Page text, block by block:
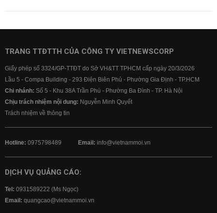
TRANG TTĐTTH CỦA CÔNG TY VIETNEWSCORP
Giấy phép số 3324/GP-TTĐT do Sở VH&TT TPHCM cấp ngày 20/3/2026
Lầu 5 - Compa Building - 293 Điện Biên Phủ - Phường Gia Định - TP.HCM
Chi nhánh: Số 5 - Khu 38A Trần Phú - Phường Ba Đình - TP. Hà Nội
Chịu trách nhiệm nội dung: Nguyễn Minh Quyết
Trách nhiệm về thông tin
Hotline: 0975798489 Email: info@vietnammoi.vn
DỊCH VỤ QUẢNG CÁO:
Tel: 0931589222 (Ms Ngọc)
Email: quangcao@vietnammoi.vn